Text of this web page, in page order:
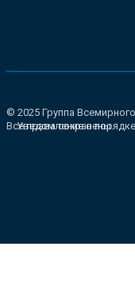
© 2025 Группа
Все права сохранены.
Уведомление о